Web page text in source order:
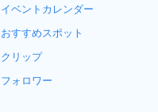
イベントカレンダー
おすすめスポット
クリップ
フォロワー